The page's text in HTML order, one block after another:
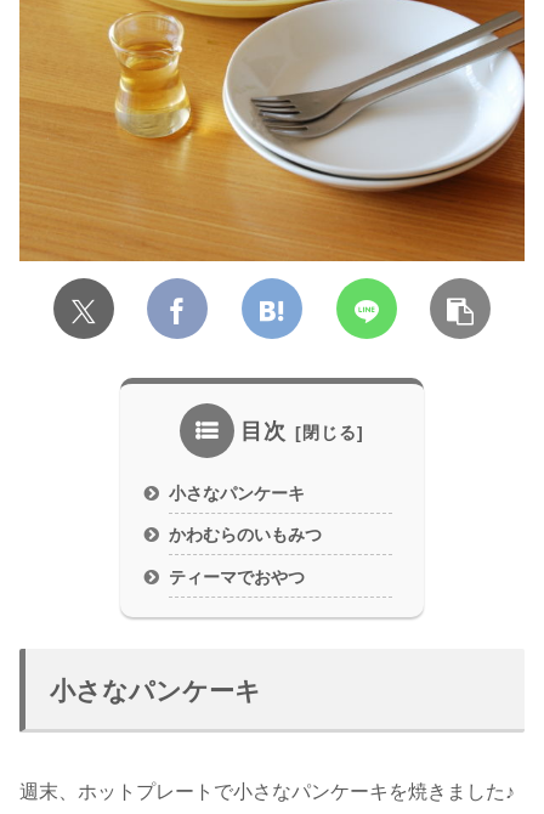
目次
小さなパンケーキ
かわむらのいもみつ
ティーマでおやつ
小さなパンケーキ
週末、ホットプレートで小さなパンケーキを焼きました♪